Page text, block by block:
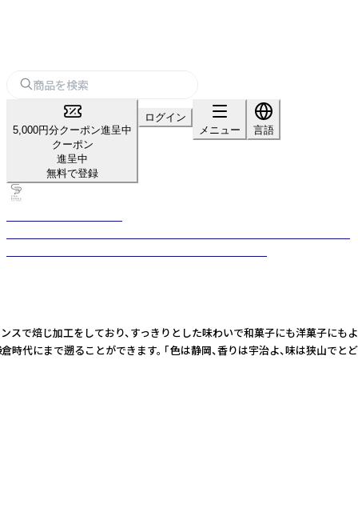
5,000円分クーポン進呈中
クーポン
進呈中
無料で登録
ログイン
メニュー
言語
焙じ加工をしており、すっきりとした味わいで和菓子にも洋菓
で遡ることができます。 「色は静岡、香りは宇治よ、味は狭山